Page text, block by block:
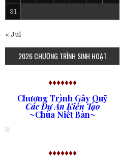
31
« Jul
2026 CHƯƠNG TRÌNH SINH HOẠT
♦♦♦♦♦♦♦
Chương Trình Gây Quỹ
Các Dự Án Kiến Tạo
~Chùa Niết Bàn~
♦♦♦♦♦♦♦